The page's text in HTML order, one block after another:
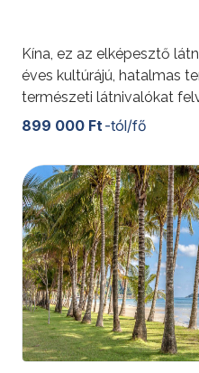
Kína, ez az elképesztő
éves kultúrájú, hatalmas
természeti látnivalókat
metropoliszaival és
ország lenyűgöző
legfontosabb látnivalókat
Sanghaj útvonalon.
További érdekességekért
899 000 Ft -tól/fő